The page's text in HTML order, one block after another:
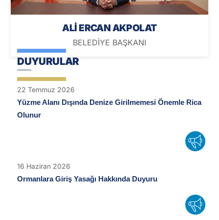
ALİ ERCAN AKPOLAT
BELEDİYE BAŞKANI
DUYURULAR
22 Temmuz 2026
Yüzme Alanı Dışında Denize Girilmemesi Önemle Rica
Olunur
16 Haziran 2026
Ormanlara Giriş Yasağı Hakkında Duyuru